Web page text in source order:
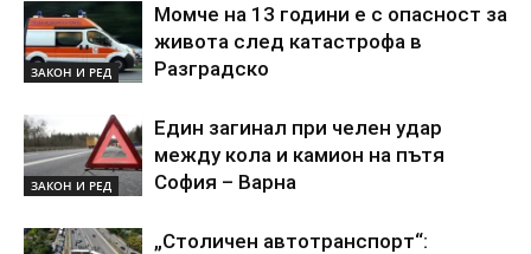
ЗАКОН И РЕД
Момче на 13 години е с опасност за
живота след катастрофа в
Разградско
ЗАКОН И РЕД
Един загинал при челен удар
между кола и камион на пътя
София – Варна
„Столичен автотранспорт“: